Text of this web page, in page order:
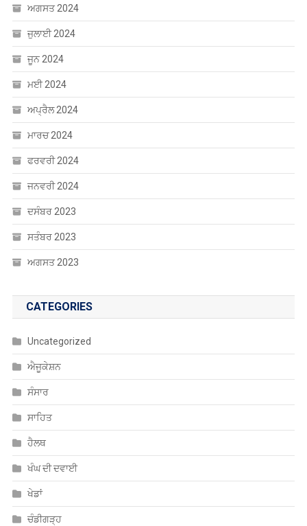
ਅਗਸਤ 2024
ਜੁਲਾਈ 2024
ਜੂਨ 2024
ਮਈ 2024
ਅਪ੍ਰੈਲ 2024
ਮਾਰਚ 2024
ਫਰਵਰੀ 2024
ਜਨਵਰੀ 2024
ਦਸੰਬਰ 2023
ਸਤੰਬਰ 2023
ਅਗਸਤ 2023
CATEGORIES
Uncategorized
ਐਜੂਕੇਸ਼ਨ
ਸੰਸਾਰ
ਸਾਹਿਤ
ਹੈਲਥ
ਖੰਘ ਦੀ ਦਵਾਈ
ਖੇਡਾਂ
ਚੰਡੀਗੜ੍ਹ